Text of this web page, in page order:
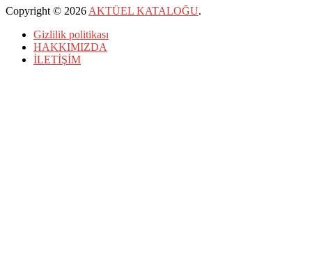
Copyright © 2026 AKTÜEL KATALOĞU.
Gizlilik politikası
HAKKIMIZDA
İLETİŞİM